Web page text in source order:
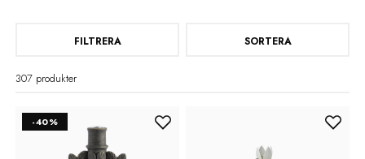
FILTRERA SORTERA
307 produkter
-40%